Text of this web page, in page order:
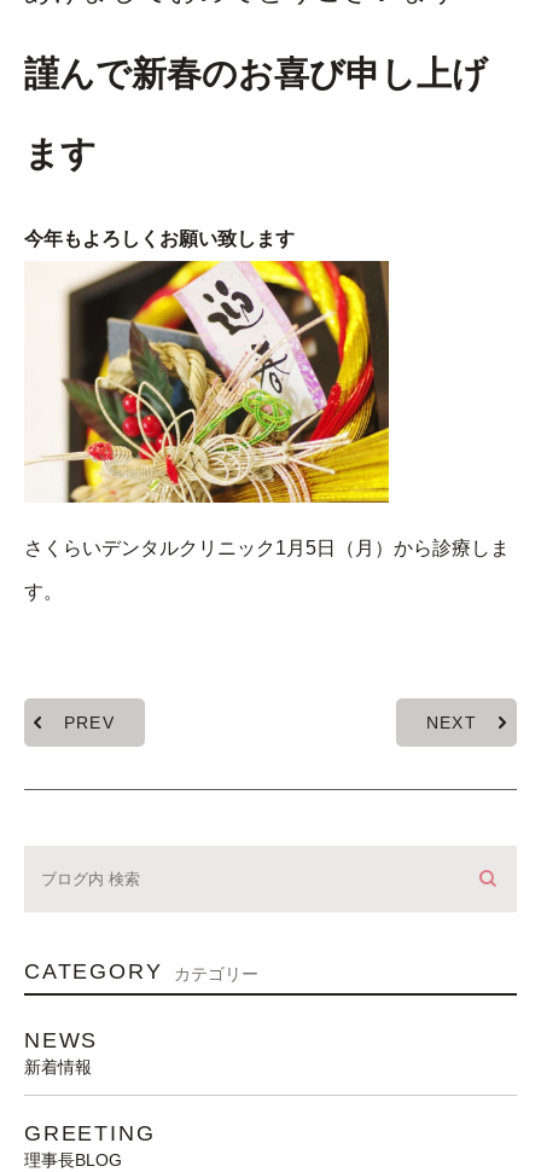
謹んで新春のお喜び申し上げ
ます
今年もよろしくお願い致します
さくらいデンタルクリニック1月5日（月）から診療しま
す。
PREV NEXT
CATEGORY カテゴリー
NEWS
新着情報
GREETING
理事長BLOG